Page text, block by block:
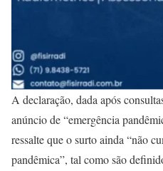
A declaração, dada após
anúncio de “emergência
ressalte que o surto ainda “não
pandêmica”, tal como são